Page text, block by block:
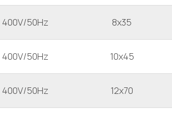
400V/50Hz 8x35
400V/50Hz 10x45
400V/50Hz 12x70